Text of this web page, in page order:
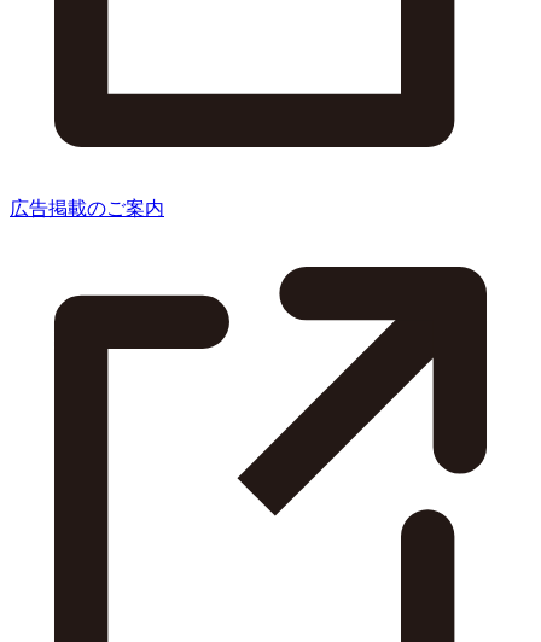
広告掲載のご案内